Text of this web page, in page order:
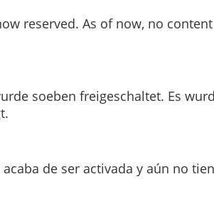
reserved. As of now, no
soeben freigeschaltet. Es
acaba de ser activada y aún no